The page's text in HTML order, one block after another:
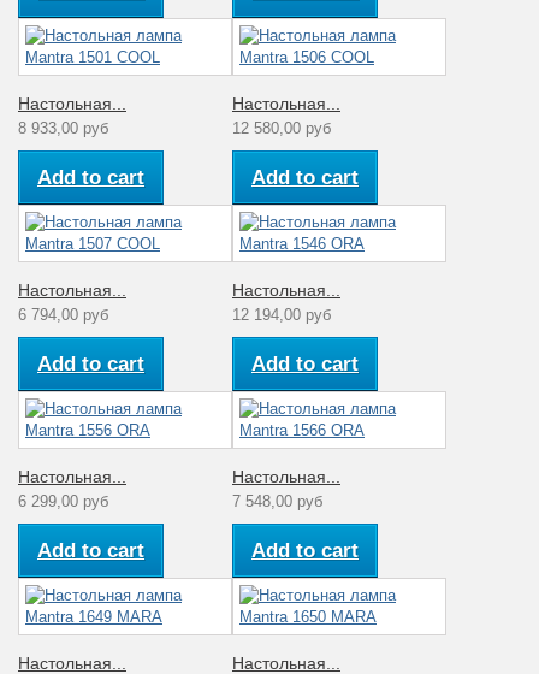
Настольная...
8 933,00 руб
Add to cart
Настольная...
12 580,00 руб
Add to cart
Настольная...
6 794,00 руб
Add to cart
Настольная...
12 194,00 руб
Add to cart
Настольная...
6 299,00 руб
Add to cart
Настольная...
7 548,00 руб
Add to cart
Настольная... Настольная...